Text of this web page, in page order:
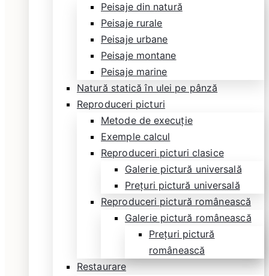
Peisaje din natură
Peisaje rurale
Peisaje urbane
Peisaje montane
Peisaje marine
Natură statică în ulei pe pânză
Reproduceri picturi
Metode de execuție
Exemple calcul
Reproduceri picturi clasice
Galerie pictură universală
Prețuri pictură universală
Reproduceri pictură românească
Galerie pictură românească
Prețuri pictură
românească
Restaurare